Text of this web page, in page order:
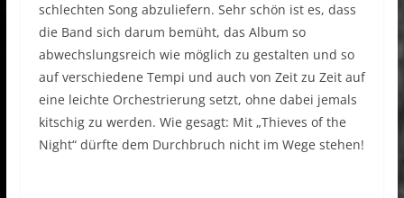
schlechten Song abzuliefern. Sehr schön ist es, dass
die Band sich darum bemüht, das Album so
abwechslungsreich wie möglich zu gestalten und so
auf verschiedene Tempi und auch von Zeit zu Zeit auf
eine leichte Orchestrierung setzt, ohne dabei jemals
kitschig zu werden. Wie gesagt: Mit „Thieves of the
Night“ dürfte dem Durchbruch nicht im Wege stehen!